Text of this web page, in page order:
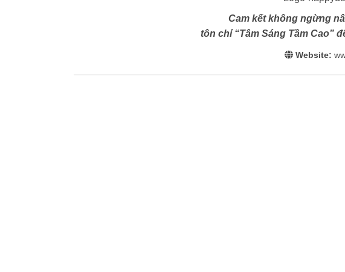
Cam kết không ngừng
tôn chỉ “Tâm Sáng Tầm Cao”
Website: